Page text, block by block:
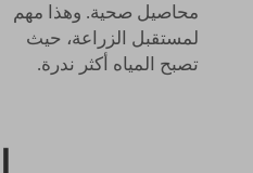
محاصيل صحية. وهذا مهم
لمستقبل الزراعة، حيث
تصبح المياه أكثر ندرة.